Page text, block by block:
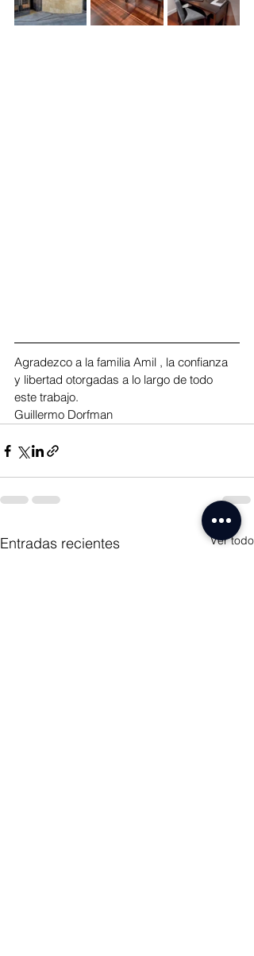
Agradezco a la familia Amil , la confianza
y libertad otorgadas a lo largo de todo
este trabajo.
Guillermo Dorfman
Entradas recientes Ver todo